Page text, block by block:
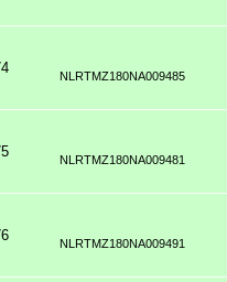
NLRTMZ180NA009485
NLRTMZ180NA009481
NLRTMZ180NA009491